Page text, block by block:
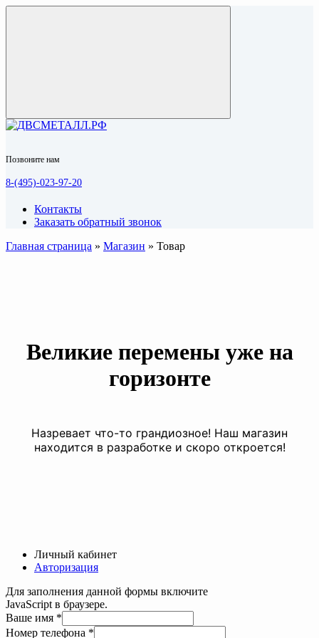
Позвоните нам
8-(495)-023-97-20
Контакты
Заказать обратный звонок
Главная страница » Магазин » Товар
Великие перемены уже на
горизонте
Назревает что-то грандиозное! Наш магазин
находится в разработке и скоро откроется!
Личный кабинет
Авторизация
Для заполнения данной формы включите
JavaScript в браузере.
Текст
Ваше
Ваше имя *
Номер телефона *